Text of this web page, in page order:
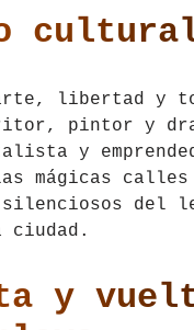
libertad y
pintor y
y
mágicas
del
ciudad.
y